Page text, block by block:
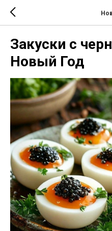
Закуски с
Новый Год